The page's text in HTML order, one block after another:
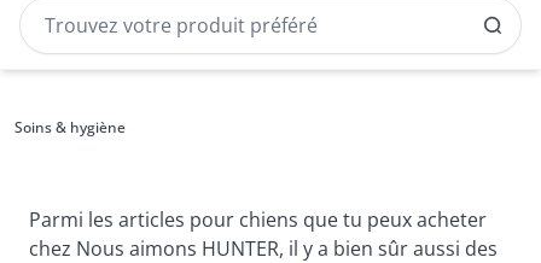
Soins & hygiène
Soins
Soins & hygiène
Parmi les articles pour chiens que tu peux acheter
chez Nous aimons HUNTER, il y a bien sûr aussi des